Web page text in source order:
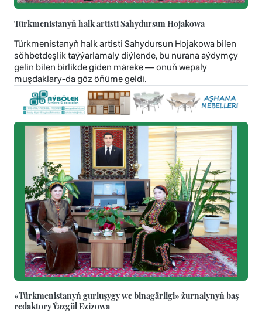
Türkmenistanyň halk artisti Sahydursun Hojakowa
Türkmenistanyň halk artisti Sahydursun Hojakowa bilen
söhbetdeşlik taýýarlamaly diýlende, bu nurana aýdymçy
gelin bilen birlikde giden märeke — onuň wepaly
muşdaklary-da göz öňüme geldi.
«Türkmenistanyň gurluşygy we binagärligi» žurnalynyň baş
redaktory Ýazgül Ezizowa